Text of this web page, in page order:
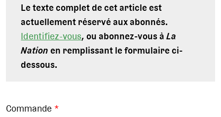
Le texte complet de cet article est
actuellement réservé aux abonnés.
Identifiez-vous, ou abonnez-vous àLa
Nationen remplissant le formulaire ci-
dessous.
Commande *